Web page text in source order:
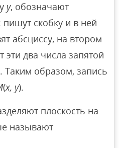
у, обозначают
скобку и в ней
абсциссу, на втором
эти два числа запятой
Таким образом, запись
(х, у).
плоскость на
называют